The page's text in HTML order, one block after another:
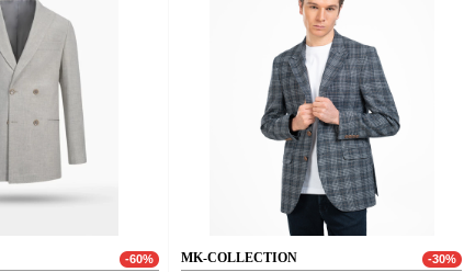
-60% MK-COLLECTION -30%